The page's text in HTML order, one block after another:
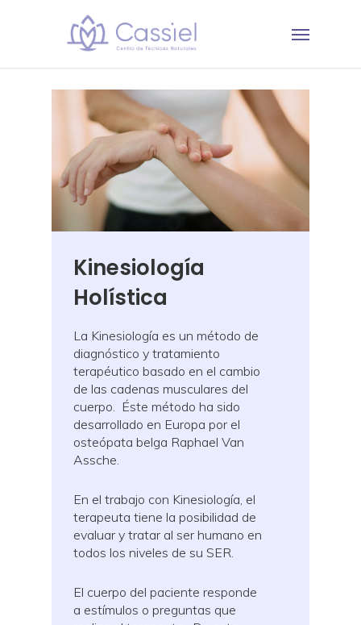
Kinesiología
Holística
La Kinesiología es un método de
diagnóstico y tratamiento
terapéutico basado en el cambio
de las cadenas musculares del
cuerpo. Éste método ha sido
desarrollado en Europa por el
osteópata belga Raphael Van
Assche.
En el trabajo con Kinesiología, el
terapeuta tiene la posibilidad de
evaluar y tratar al ser humano en
todos los niveles de su SER.
El cuerpo del paciente responde
a estímulos o preguntas que